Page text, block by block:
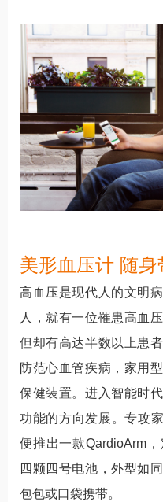
美形血压计 随身
高血压是现代人的文明
人，就有一位罹患高血
但却有高达半数以上患
防范心血管疾病，家用
保健装置。进入智能时
功能的方向发展。专攻
便推出一款QardioArm
四颗四号电池，外型如
包包或口袋携带。